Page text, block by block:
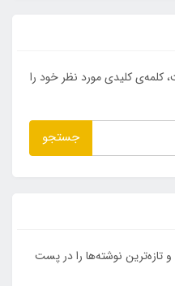
کلیدی مورد نظر خود را
جستجو
تازه‌ترین نوشته‌ها را در پست